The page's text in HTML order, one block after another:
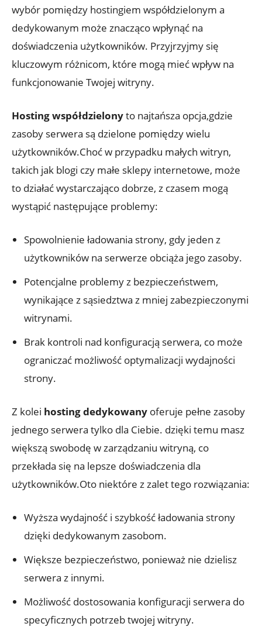
wybór pomiędzy hostingiem współdzielonym a
dedykowanym może znacząco wpłynąć na
doświadczenia użytkowników. Przyjrzyjmy się
kluczowym różnicom, które mogą mieć wpływ na
funkcjonowanie Twojej witryny.
Hosting współdzielonyto najtańsza opcja,gdzie
zasoby serwera są dzielone pomiędzy wielu
użytkowników.Choć w przypadku małych witryn,
takich jak blogi czy małe sklepy internetowe, może
to działać wystarczająco dobrze, z czasem mogą
wystąpić następujące problemy:
Spowolnienie ładowania strony, gdy jeden z
użytkowników na serwerze obciąża jego zasoby.
Potencjalne problemy z bezpieczeństwem,
wynikające z sąsiedztwa z mniej zabezpieczonymi
witrynami.
Brak kontroli nad konfiguracją serwera, co może
ograniczać możliwość optymalizacji wydajności
strony.
Z kolei hosting dedykowany oferuje pełne zasoby
jednego serwera tylko dla Ciebie. dzięki temu masz
większą swobodę w zarządzaniu witryną, co
przekłada się na lepsze doświadczenia dla
użytkowników.Oto niektóre z zalet tego rozwiązania:
Wyższa wydajność i szybkość ładowania strony
dzięki dedykowanym zasobom.
Większe bezpieczeństwo, ponieważ nie dzielisz
serwera z innymi.
Możliwość dostosowania konfiguracji serwera do
specyficznych potrzeb twojej witryny.